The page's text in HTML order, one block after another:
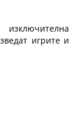
игрите и